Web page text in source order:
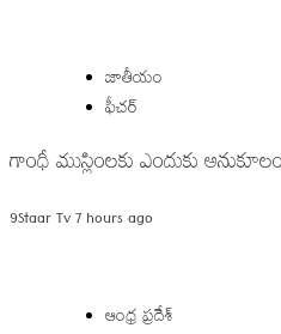
జాతీయం
ఫీచర్
గాంధీ ముస్లింలకు ఎందుకు
9Staar Tv7 hours ago
ఆంధ్ర ప్రదేశ్